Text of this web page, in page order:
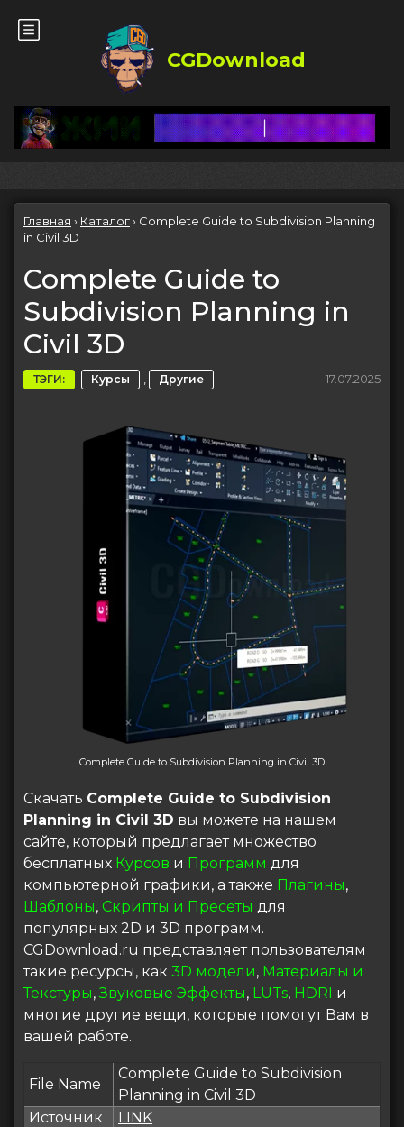
CGDownload
Главная › Каталог› Complete Guide to Subdivision Planning
in Civil 3D
Complete Guide to
Subdivision Planning in
Civil 3D
ТЭГИ: Курсы , Другие 17.07.2025
Complete Guide to Subdivision Planning in Civil 3D
Скачать Complete Guide to Subdivision
Planning in Civil 3D вы можете на нашем
сайте, который предлагает множество
бесплатных Курсов и Программ для
компьютерной графики, а также Плагины,
Шаблоны, Скрипты и Пресеты для
популярных 2D и 3D программ.
CGDownload.ru представляет пользователям
такие ресурсы, как 3D модели, Материалы и
Текстуры,Звуковые Эффекты, LUTs, HDRI и
многие другие вещи, которые помогут Вам в
вашей работе.
File Name
Complete Guide to Subdivision
Planning in Civil 3D
Источник
LINK